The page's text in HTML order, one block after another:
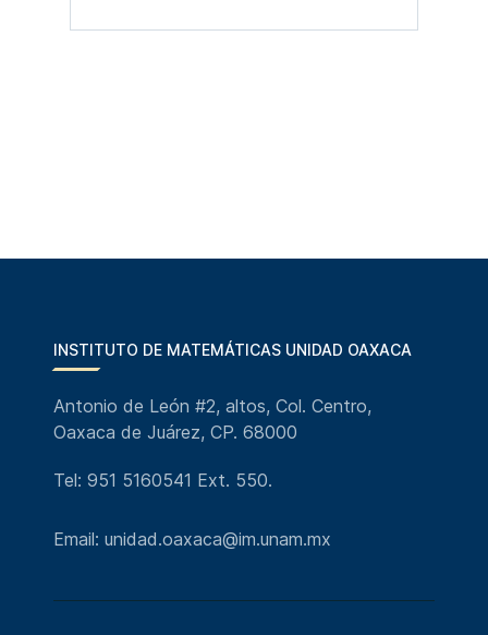
INSTITUTO DE MATEMÁTICAS UNIDAD OAXACA
Antonio de León #2, altos, Col. Centro,
Oaxaca de Juárez, CP. 68000
Tel: 951 5160541 Ext. 550.
Email: unidad.oaxaca@im.unam.mx